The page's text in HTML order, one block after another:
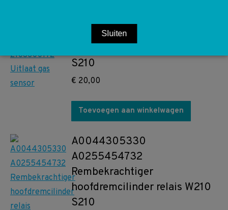
A2108300172 2108300172
S210
€ 20,00
Toevoegen aan winkelwagen
A0044305330
A0255454732
Rembekrachtiger
hoofdremcilinder relais W210
S210
Sluiten